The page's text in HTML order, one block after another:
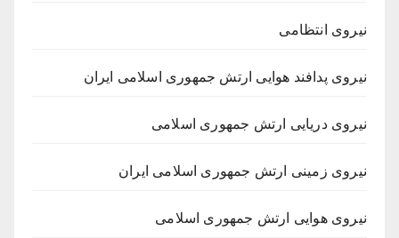
نیروی انتظامی
نیروی پدافند هوایی ارتش جمهوری اسلامی ایران
نیروی دریایی ارتش جمهوری اسلامی
نیروی زمینی ارتش جمهوری اسلامی ایران
نیروی هوایی ارتش جمهوری اسلامی